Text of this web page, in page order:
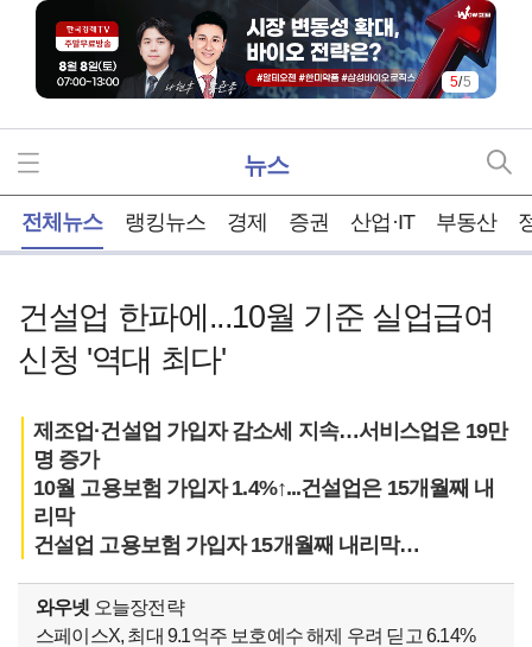
5/5
뉴스
전체뉴스 랭킹뉴스 경제 증권 산업·IT 부동산
건설업 한파에...10월 기준 실업급여
신청 '역대 최다'
제조업·건설업 가입자 감소세 지속…서비스업은 19만
명 증가
10월 고용보험 가입자 1.4%↑...건설업은 15개월째 내
리막
건설업 고용보험 가입자 15개월째 내리막…
와우넷 오늘장전략
스페이스X, 최대 9.1억주 보호예수 해제 우려 딛고 6.14%